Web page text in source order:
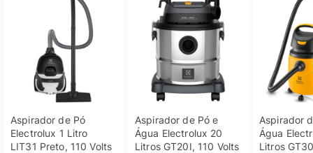
Aspirador de Pó
Electrolux 1 Litro
LIT31 Preto, 110 Volts
Aspirador de Pó e
Água Electrolux 20
Litros GT20I, 110 Volts
Aspirador
Água
Litros